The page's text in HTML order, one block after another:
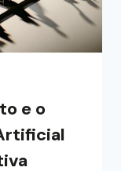
e o